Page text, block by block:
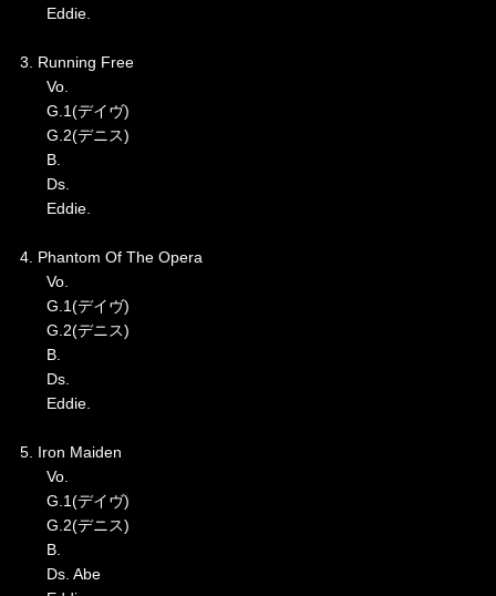
Eddie.
3. Running Free
Vo.
G.1(デイヴ)
G.2(デニス)
B.
Ds.
Eddie.
4. Phantom Of The Opera
Vo.
G.1(デイヴ)
G.2(デニス)
B.
Ds.
Eddie.
5. Iron Maiden
Vo.
G.1(デイヴ)
G.2(デニス)
B.
Ds. Abe